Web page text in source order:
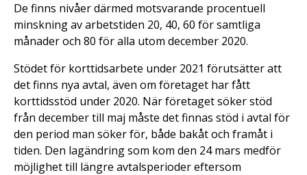
De finns nivåer därmed motsvarande procentuell
minskning av arbetstiden 20, 40, 60 för samtliga
månader och 80 för alla utom december 2020.
Stödet för korttidsarbete under 2021 förutsätter att
det finns nya avtal, även om företaget har fått
korttidsstöd under 2020. När företaget söker stöd
från december till maj måste det finnas stöd i avtal för
den period man söker för, både bakåt och framåt i
tiden. Den lagändring som kom den 24 mars medför
möjlighet till längre avtalsperioder eftersom